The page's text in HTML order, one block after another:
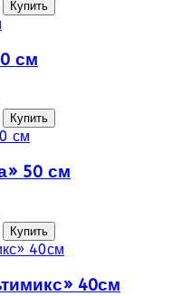
см
50 см
40см